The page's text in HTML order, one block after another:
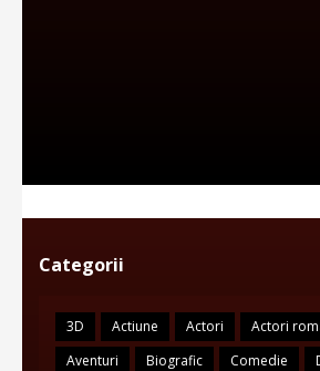
Categorii
3D Actiune Actori Actori
Aventuri
Biografic Comedie